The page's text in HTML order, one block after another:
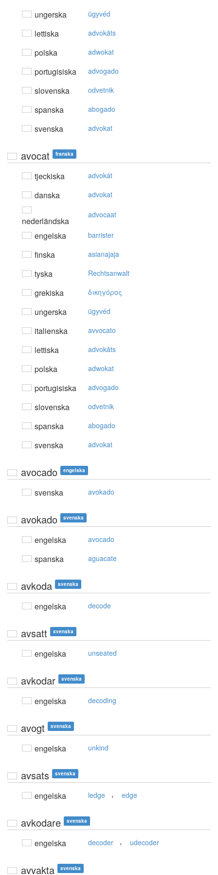
ungerska
ügyvéd
lettiska advokāts
polska adwokat
portugisiska advogado
slovenska odvetnik
spanska abogado
svenska advokat
avocat franska
tjeckiska advokát
danska advokat
nederländska
advocaat
engelska barrister
finska asianajaja
tyska Rechtsanwalt
grekiska δικηγόρoς
ungerska ügyvéd
italienska avvocato
lettiska advokāts
polska adwokat
portugisiska advogado
slovenska odvetnik
spanska abogado
svenska advokat
avocado engelska
svenska avokado
avokado svenska
engelska avocado
spanska aguacate
avkoda svenska
engelska decode
avsatt svenska
engelska unseated
avkodar svenska
engelska decoding
avogt svenska
engelska unkind
avsats svenska
engelska ledge , edge
avkodare svenska
engelska decoder , udecoder
avvakta svenska